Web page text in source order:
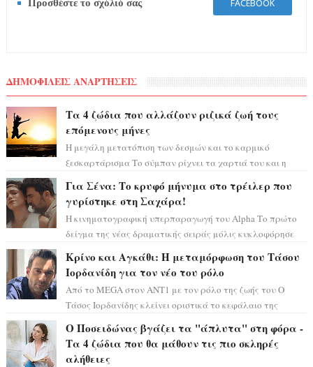
Προσθέστε το σχόλιό σας FACEBOOK
ΔΗΜΟΦΙΛΕΙΣ ΑΝΑΡΤΗΣΕΙΣ
Τα 4 ζώδια που αλλάζουν ριζικά ζωή τους
επόμενους μήνες
Η μεγάλη μετατόπιση των δεσμών και το καρμικό
ξεσκαρτάρισμα Το σύμπαν ρίχνει τα χαρτιά του και η
Για Σένα: Το κρυφό μήνυμα στο τρέιλερ που
γυρίστηκε στη Σαχάρα!
Η κινηματογραφική υπερπαραγωγή του Alpha Το πρώτο
δείγμα της νέας δραματικής σειράς μόλις κυκλοφόρησε
Κρίνο και Αγκάθι: Η μεταμόρφωση του Τάσου
Ιορδανίδη για τον νέο του ρόλο
Από το MEGA στον ΑΝΤ1 με τον ρόλο της ζωής του Ο
Τάσος Ιορδανίδης κλείνει οριστικά το κεφάλαιο της
Ο Ποσειδώνας βγάζει τα "άπλυτα" στη φόρα -
Τα 4 ζώδια που θα μάθουν τις πιο σκληρές
αλήθειες